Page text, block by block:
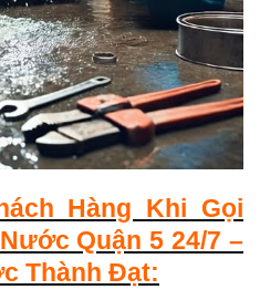
Hàng Khi Gọi
Quận 5 24/7 –
Thành Đạt: